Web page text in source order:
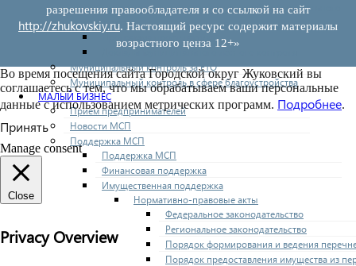
государственного контроля (надзора), муниципального
контроля
Программа профилактики
Доклады муниципального лесного контроля
Муниципальный контроль за ЕТО
Муниципальный контроль в сфере благоустройства
МАЛЫЙ БИЗНЕС
Прием предпринимателей
Новости МСП
Поддержка МСП
Поддержка МСП
Финансовая поддержка
Имущественная поддержка
Нормативно-правовые акты
Федеральное законодательство
Региональное законодательство
Порядок формирования и ведения
Порядок предоставления имущества из
разрешения правообладателя и со ссылкой на сайт
http://zhukovskiy.ru. Настоящий ресурс содержит материалы
возрастного ценза 12+»
Во время посещения сайта Городской округ Жуковский вы
соглашаетесь с тем, что мы обрабатываем ваши персональные
данные с использованием метрических программ. Подробнее.
Принять
Manage consent
Close
Privacy Overview